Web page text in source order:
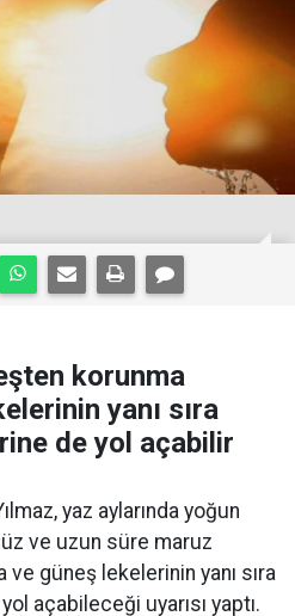
korunma
yanı sıra
de yol açabilir
yaz aylarında yoğun
ve uzun süre maruz
ve güneş lekelerinin yanı sıra
açabileceği uyarısı yaptı.